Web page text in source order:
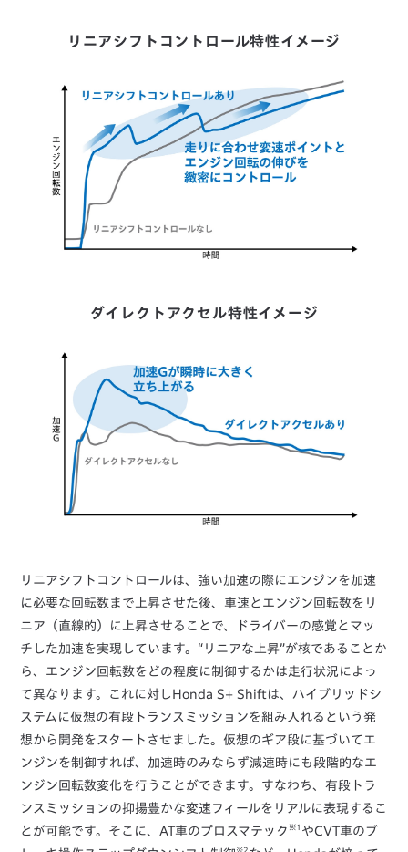
リニアシフトコントロール特性イメージ
ダイレクトアクセル特性イメージ
リニアシフトコントロールは、強い加速の際にエンジンを加速
に必要な回転数まで上昇させた後、車速とエンジン回転数をリ
ニア（直線的）に上昇させることで、ドライバーの感覚とマッ
チした加速を実現しています。“リニアな上昇”が核であることか
ら、エンジン回転数をどの程度に制御するかは走行状況によっ
て異なります。これに対しHonda S+ Shiftは、ハイブリッドシ
ステムに仮想の有段トランスミッションを組み入れるという発
想から開発をスタートさせました。仮想のギア段に基づいてエ
ンジンを制御すれば、加速時のみならず減速時にも段階的なエ
ンジン回転数変化を行うことができます。すなわち、有段トラ
ンスミッションの抑揚豊かな変速フィールをリアルに表現するこ
とが可能です。そこに、AT車のプロスマテック ※1 やCVT車のブ
※2